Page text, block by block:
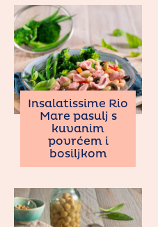
Insalatissime Rio
Mare pasulj s
kuvanim
povrćem i
bosiljkom